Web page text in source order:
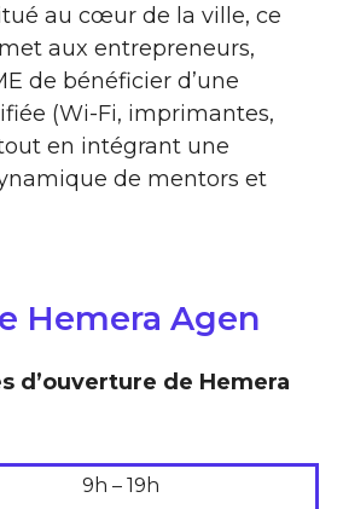
au cœur de la ville, ce
aux entrepreneurs,
de bénéficier d’une
(Wi-Fi, imprimantes,
en intégrant une
de mentors et
Hemera Agen
d’ouverture de Hemera
9h – 19h